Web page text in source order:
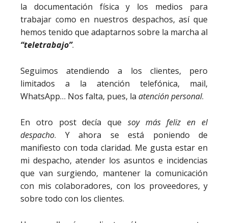
la documentación física y los medios para
trabajar como en nuestros despachos, así que
hemos tenido que adaptarnos sobre la marcha al
“teletrabajo”.
Seguimos atendiendo a los clientes, pero
limitados a la atención telefónica, mail,
WhatsApp… Nos falta, pues, la atención personal.
En otro post decía que soy más feliz en el
despacho. Y ahora se está poniendo de
manifiesto con toda claridad. Me gusta estar en
mi despacho, atender los asuntos e incidencias
que van surgiendo, mantener la comunicación
con mis colaboradores, con los proveedores, y
sobre todo con los clientes.